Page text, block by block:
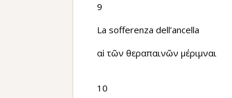
9
La sofferenza dell’ancella
αἱ τῶν θεραπαινῶν μέριμναι
10